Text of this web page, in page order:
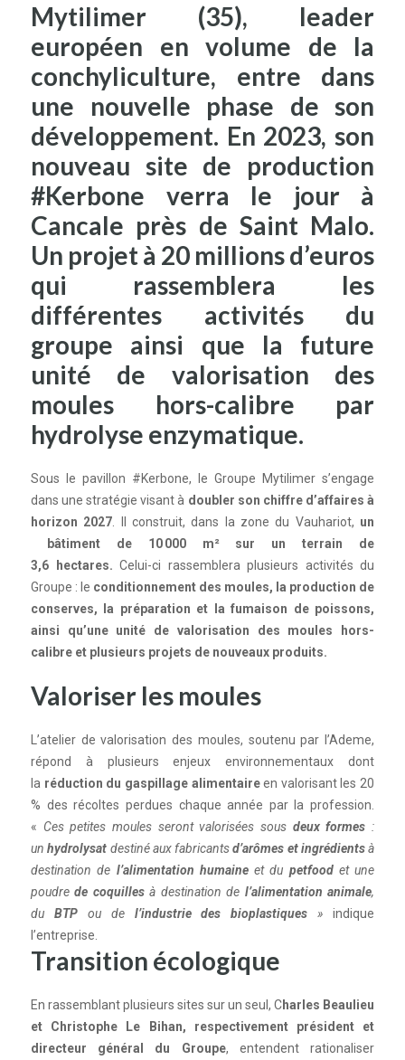
Mytilimer (35), leader
européen en volume de la
conchyliculture, entre dans
une nouvelle phase de son
développement. En 2023, son
nouveau site de production
#Kerbone verra le jour à
Cancale près de Saint Malo.
Un projet à 20 millions d’euros
qui rassemblera les
différentes activités du
groupe ainsi que la future
unité de valorisation des
moules hors-calibre par
hydrolyse enzymatique.
Sous le pavillon #Kerbone, le Groupe Mytilimer s’engage
dans une stratégie visant à doubler son chiffre d’affaires à
horizon 2027. Il construit, dans la zone du Vauhariot, un
bâtiment de 10 000 m² sur un terrain de
3,6 hectares. Celui-ci rassemblera plusieurs activités du
Groupe : le conditionnement des moules, la production de
conserves, la préparation et la fumaison de poissons,
ainsi qu’une unité de valorisation des moules hors-
calibre et plusieurs projets de nouveaux produits.
Valoriser les moules
L’atelier de valorisation des moules, soutenu par l’Ademe,
répond à plusieurs enjeux environnementaux dont
la réduction du gaspillage alimentaireen valorisant les 20
% des récoltes perdues chaque année par la profession.
« Ces petites moules seront valorisées sous deux formes :
unhydrolysat destiné aux fabricantsd’arômes et ingrédientsà
destination de l’alimentation humaineet du petfoodet une
poudrede coquillesà destination de l’alimentation animale,
du BTPou de l’industrie des bioplastiques » indique
l’entreprise.
Transition écologique
En rassemblant plusieurs sites sur un seul, Charles Beaulieu
et Christophe Le Bihan, respectivement président et
directeur général du Groupe, entendent rationaliser